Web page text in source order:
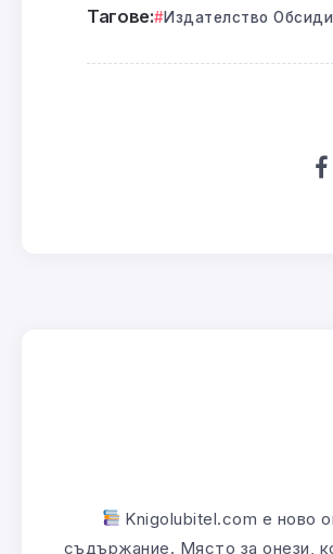
Тагове: Издателство
Knigolubitel.com е ново
съдържание. Място за онези,